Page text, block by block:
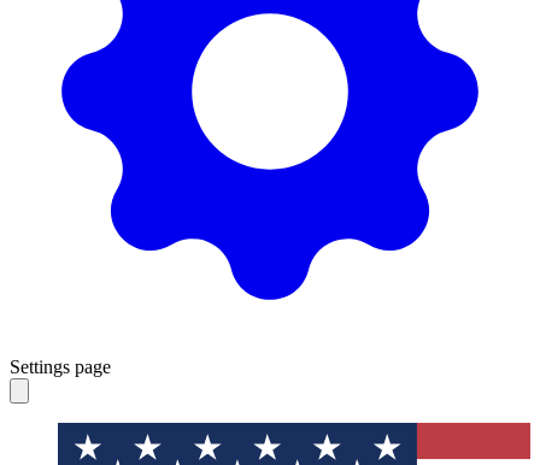
Settings page